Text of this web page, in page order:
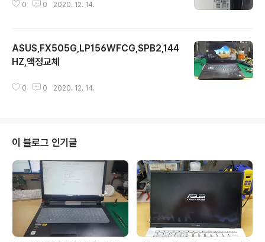
0 0 2020. 12. 14.
ASUS,FX505G,LP156WFCG,SPB2,144
HZ,액정교체
0 0 2020. 12. 14.
이 블로그 인기글